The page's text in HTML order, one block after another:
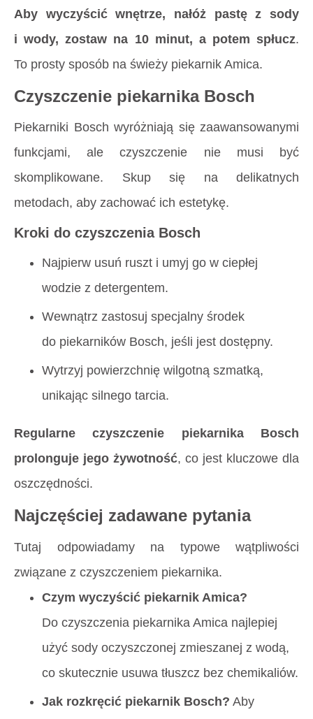
Aby wyczyścić wnętrze, nałóż pastę z sody
i wody, zostaw na 10 minut, a potem spłucz.
To prosty sposób na świeży piekarnik Amica.
Czyszczenie piekarnika Bosch
Piekarniki Bosch wyróżniają się zaawansowanymi
funkcjami, ale czyszczenie nie musi być
skomplikowane. Skup się na delikatnych
metodach, aby zachować ich estetykę.
Kroki do czyszczenia Bosch
Najpierw usuń ruszt i umyj go w ciepłej
wodzie z detergentem.
Wewnątrz zastosuj specjalny środek
do piekarników Bosch, jeśli jest dostępny.
Wytrzyj powierzchnię wilgotną szmatką,
unikając silnego tarcia.
Regularne czyszczenie piekarnika Bosch
prolonguje jego żywotność, co jest kluczowe dla
oszczędności.
Najczęściej zadawane pytania
Tutaj odpowiadamy na typowe wątpliwości
związane z czyszczeniem piekarnika.
Czym wyczyścić piekarnik Amica?
Do czyszczenia piekarnika Amica najlepiej
użyć sody oczyszczonej zmieszanej z wodą,
co skutecznie usuwa tłuszcz bez chemikaliów.
Jak rozkręcić piekarnik Bosch? Aby